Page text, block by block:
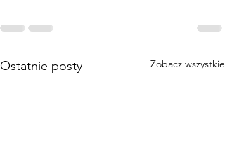
Ostatnie posty Zobacz wszystkie